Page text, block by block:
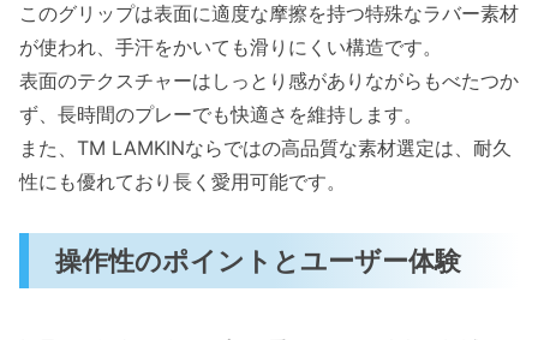
このグリップは表面に適度な摩擦を持つ特殊なラバー素材
が使われ、手汗をかいても滑りにくい構造です。
表面のテクスチャーはしっとり感がありながらもべたつか
ず、長時間のプレーでも快適さを維持します。
また、TM LAMKINならではの高品質な素材選定は、耐久
性にも優れており長く愛用可能です。
操作性のポイントとユーザー体験